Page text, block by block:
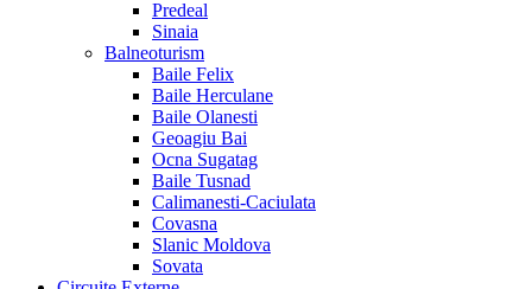
Predeal
Sinaia
Balneoturism
Baile Felix
Baile Herculane
Baile Olanesti
Geoagiu Bai
Ocna Sugatag
Baile Tusnad
Calimanesti-Caciulata
Covasna
Slanic Moldova
Sovata